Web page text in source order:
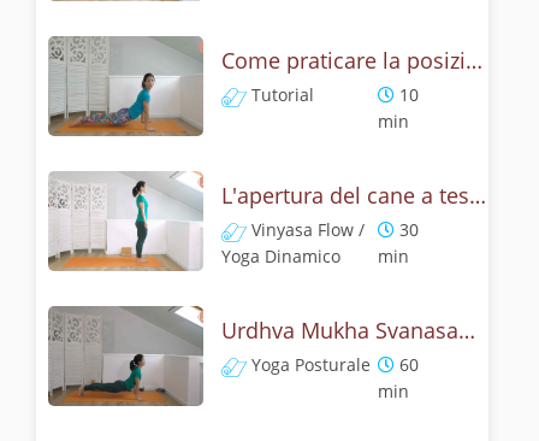
Come praticare la posizione del cane a testa su, Urdhva Mukha Svanasana? Tutorial
Tutorial
10
min
L'apertura del cane a testa in su - Yoga dinamico
Vinyasa Flow /
Yoga Dinamico
30
min
Urdhva Mukha Svanasana - Pratica yoga con l'anatomia del cane a testa on su
Yoga Posturale
60
min